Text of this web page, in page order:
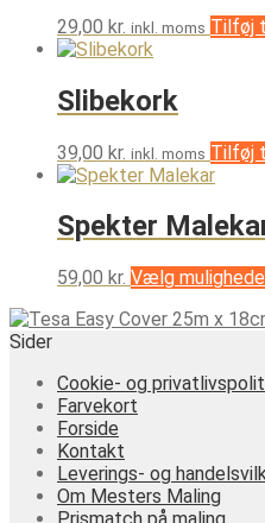
29,00 kr. inkl. moms Tilføj
Slibekork
39,00 kr. inkl. moms Tilføj
Spekter
59,00 kr. Vælg
Sider
Cookie- og
Farvekort
Forside
Kontakt
Leverings- og
Om Mesters Maling